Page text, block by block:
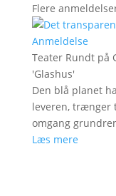
Flere
Anmeldelse
Teater Rundt på
'Glashus'
Den blå planet
leveren, trænger
omgang
Læs mere